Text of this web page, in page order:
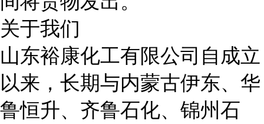
关于我们
山东裕康化工有限公司自成立
以来，长期与内蒙古伊东、华
鲁恒升、齐鲁石化、锦州石